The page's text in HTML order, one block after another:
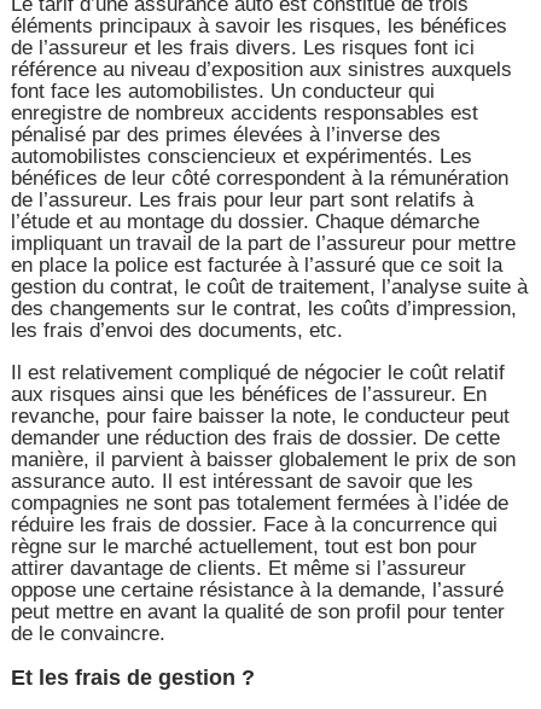
Le tarif d’une assurance auto est constitué de trois
éléments principaux à savoir les risques, les bénéfices
de l’assureur et les frais divers. Les risques font ici
référence au niveau d’exposition aux sinistres auxquels
font face les automobilistes. Un conducteur qui
enregistre de nombreux accidents responsables est
pénalisé par des primes élevées à l’inverse des
automobilistes consciencieux et expérimentés. Les
bénéfices de leur côté correspondent à la rémunération
de l’assureur. Les frais pour leur part sont relatifs à
l’étude et au montage du dossier. Chaque démarche
impliquant un travail de la part de l’assureur pour mettre
en place la police est facturée à l’assuré que ce soit la
gestion du contrat, le coût de traitement, l’analyse suite à
des changements sur le contrat, les coûts d’impression,
les frais d’envoi des documents, etc.
Il est relativement compliqué de négocier le coût relatif
aux risques ainsi que les bénéfices de l’assureur. En
revanche, pour faire baisser la note, le conducteur peut
demander une réduction des frais de dossier. De cette
manière, il parvient à baisser globalement le prix de son
assurance auto. Il est intéressant de savoir que les
compagnies ne sont pas totalement fermées à l’idée de
réduire les frais de dossier. Face à la concurrence qui
règne sur le marché actuellement, tout est bon pour
attirer davantage de clients. Et même si l’assureur
oppose une certaine résistance à la demande, l’assuré
peut mettre en avant la qualité de son profil pour tenter
de le convaincre.
Et les frais de gestion ?